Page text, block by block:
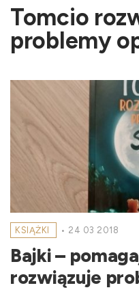
Tomcio
problemy
KSIĄŻKI • 24 03 2018
Bajki –
rozwiązuje